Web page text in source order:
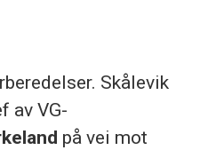
Skålevik
av VG-
på vei mot